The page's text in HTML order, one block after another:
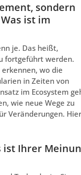
sondern
ist im
je. Das heißt,
fortgeführt werden.
wo die
in Zeiten von
im Ecosystem
wie neue Wege zu
Veränderungen. Hier
ist Ihrer